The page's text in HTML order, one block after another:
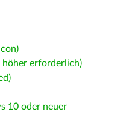
höher erforderlich)
10 oder neuer